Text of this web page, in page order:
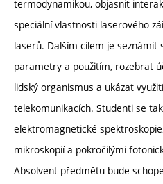
termodynamikou, objasnit
speciální vlastnosti laserového
laserů. Dalším cílem je
parametry a použitím, rozebrat
lidský organismus a ukázat
telekomunikacích. Studenti se
elektromagnetické
mikroskopií a pokročilými
Absolvent předmětu bude